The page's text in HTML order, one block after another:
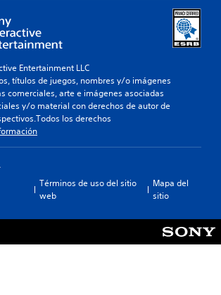
Entertainment LLC
títulos de juegos, nombres y/o imágenes
comerciales, arte e imágenes asociadas
y/o material con derechos de autor de
los derechos
Términos de uso del sitio
web
Mapa del
sitio